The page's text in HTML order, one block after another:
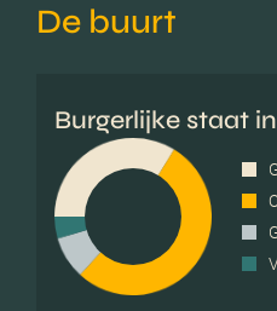
De buurt
Burgerlijke staat